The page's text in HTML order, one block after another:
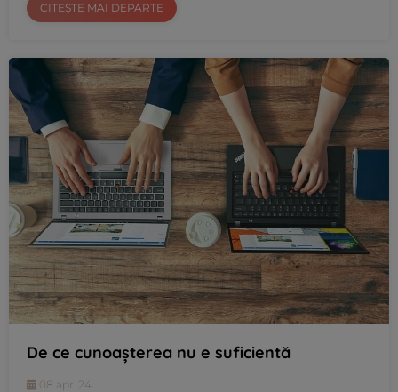
CITEȘTE MAI DEPARTE
De ce cunoașterea nu e suficientă
08 apr. 24